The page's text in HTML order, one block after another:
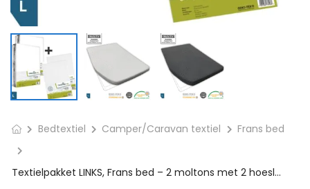
Bedtextiel Camper/Caravan textiel Frans bed
Textielpakket LINKS, Frans bed – 2 moltons met 2 hoeslakens